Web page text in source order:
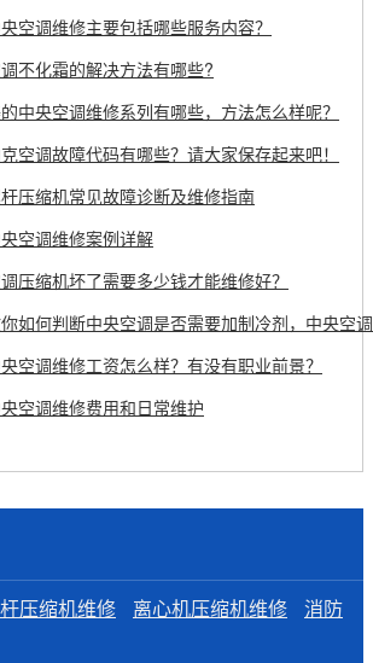
空调维修主要包括哪些服务内容？
不化霜的解决方法有哪些?
中央空调维修系列有哪些，方法怎么样呢？
空调故障代码有哪些？请大家保存起来吧！
压缩机常见故障诊断及维修指南
空调维修案例详解
压缩机坏了需要多少钱才能维修好？
如何判断中央空调是否需要加制冷剂，中央空
空调维修工资怎么样？有没有职业前景？
空调维修费用和日常维护
压缩机维修 离心机压缩机维修
消防